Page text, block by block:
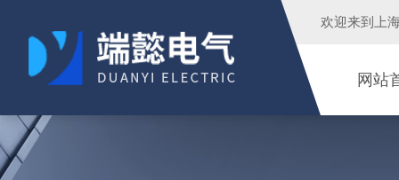
欢迎来到 上
网站